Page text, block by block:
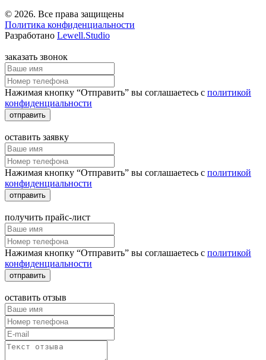
© 2026. Все права защищены
Политика конфиденциальности
Разработано Lewell.Studio
заказать звонок
Нажимая кнопку “Отправить” вы соглашаетесь с политикой
конфиденциальности
отправить
оставить заявку
Нажимая кнопку “Отправить” вы соглашаетесь с политикой
конфиденциальности
отправить
получить прайс-лист
Нажимая кнопку “Отправить” вы соглашаетесь с политикой
конфиденциальности
отправить
оставить отзыв